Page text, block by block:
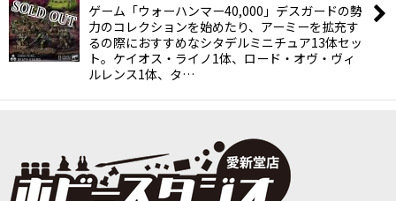
ゲーム「ウォーハンマー40,000」デスガードの勢
力のコレクションを始めたり、アーミーを拡充す
るの際におすすめなシタデルミニチュア13体セッ
ト。ケイオス・ライノ1体、ロード・オヴ・ヴィ
ルレンス1体、タ…